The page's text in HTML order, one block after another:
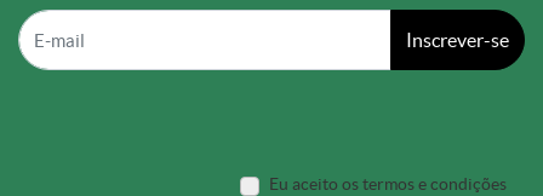
Inscrever-se
Eu aceito os termos e condições